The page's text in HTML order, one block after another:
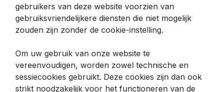
gebruikers van deze website voorzien van
gebruiksvriendelijkere diensten die niet mogelijk
zouden zijn zonder de cookie-instelling.
Om uw gebruik van onze website te
vereenvoudigen, worden zowel technische en
sessiecookies gebruikt. Deze cookies zijn dan ook
strikt noodzakelijk voor het functioneren van de